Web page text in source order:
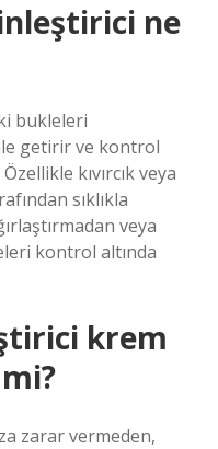
ne
bukleleri
getirir ve kontrol
kıvırcık veya
sıklıkla
veya
kontrol altında
krem
zarar vermeden,